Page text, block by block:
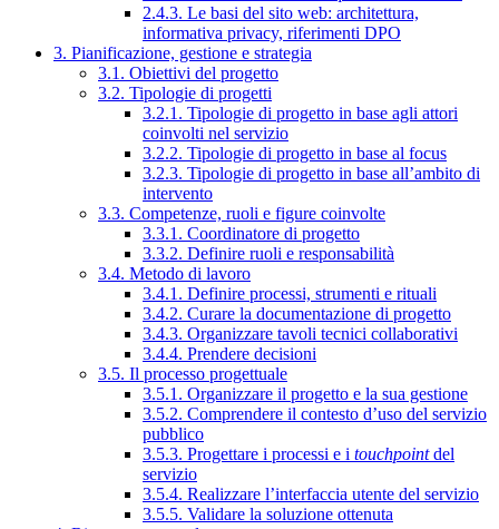
2.4.3. Le basi del sito web: architettura,
informativa privacy, riferimenti DPO
3. Pianificazione, gestione e strategia
3.1. Obiettivi del progetto
3.2. Tipologie di progetti
3.2.1. Tipologie di progetto in base agli attori
coinvolti nel servizio
3.2.2. Tipologie di progetto in base al focus
3.2.3. Tipologie di progetto in base all’ambito di
intervento
3.3. Competenze, ruoli e figure coinvolte
3.3.1. Coordinatore di progetto
3.3.2. Definire ruoli e responsabilità
3.4. Metodo di lavoro
3.4.1. Definire processi, strumenti e rituali
3.4.2. Curare la documentazione di progetto
3.4.3. Organizzare tavoli tecnici collaborativi
3.4.4. Prendere decisioni
3.5. Il processo progettuale
3.5.1. Organizzare il progetto e la sua gestione
3.5.2. Comprendere il contesto d’uso del servizio
pubblico
3.5.3. Progettare i processi e i touchpointdel
servizio
3.5.4. Realizzare l’interfaccia utente del servizio
3.5.5. Validare la soluzione ottenuta